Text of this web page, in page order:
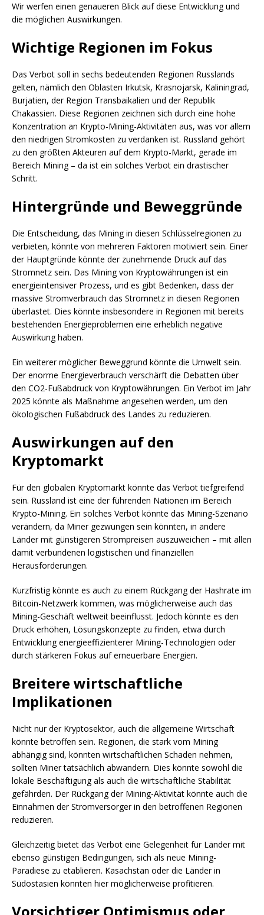
Wir werfen einen genaueren Blick auf diese Entwicklung und
die möglichen Auswirkungen.
Wichtige Regionen im Fokus
Das Verbot soll in sechs bedeutenden Regionen Russlands
gelten, nämlich den Oblasten Irkutsk, Krasnojarsk, Kaliningrad,
Burjatien, der Region Transbaikalien und der Republik
Chakassien. Diese Regionen zeichnen sich durch eine hohe
Konzentration an Krypto-Mining-Aktivitäten aus, was vor allem
den niedrigen Stromkosten zu verdanken ist. Russland gehört
zu den größten Akteuren auf dem Krypto-Markt, gerade im
Bereich Mining – da ist ein solches Verbot ein drastischer
Schritt.
Hintergründe und Beweggründe
Die Entscheidung, das Mining in diesen Schlüsselregionen zu
verbieten, könnte von mehreren Faktoren motiviert sein. Einer
der Hauptgründe könnte der zunehmende Druck auf das
Stromnetz sein. Das Mining von Kryptowährungen ist ein
energieintensiver Prozess, und es gibt Bedenken, dass der
massive Stromverbrauch das Stromnetz in diesen Regionen
überlastet. Dies könnte insbesondere in Regionen mit bereits
bestehenden Energieproblemen eine erheblich negative
Auswirkung haben.
Ein weiterer möglicher Beweggrund könnte die Umwelt sein.
Der enorme Energieverbrauch verschärft die Debatten über
den CO2-Fußabdruck von Kryptowährungen. Ein Verbot im Jahr
2025 könnte als Maßnahme angesehen werden, um den
ökologischen Fußabdruck des Landes zu reduzieren.
Auswirkungen auf den
Kryptomarkt
Für den globalen Kryptomarkt könnte das Verbot tiefgreifend
sein. Russland ist eine der führenden Nationen im Bereich
Krypto-Mining. Ein solches Verbot könnte das Mining-Szenario
verändern, da Miner gezwungen sein könnten, in andere
Länder mit günstigeren Strompreisen auszuweichen – mit allen
damit verbundenen logistischen und finanziellen
Herausforderungen.
Kurzfristig könnte es auch zu einem Rückgang der Hashrate im
Bitcoin-Netzwerk kommen, was möglicherweise auch das
Mining-Geschäft weltweit beeinflusst. Jedoch könnte es den
Druck erhöhen, Lösungskonzepte zu finden, etwa durch
Entwicklung energieeffizienterer Mining-Technologien oder
durch stärkeren Fokus auf erneuerbare Energien.
Breitere wirtschaftliche
Implikationen
Nicht nur der Kryptosektor, auch die allgemeine Wirtschaft
könnte betroffen sein. Regionen, die stark vom Mining
abhängig sind, könnten wirtschaftlichen Schaden nehmen,
sollten Miner tatsächlich abwandern. Dies könnte sowohl die
lokale Beschäftigung als auch die wirtschaftliche Stabilität
gefährden. Der Rückgang der Mining-Aktivität könnte auch die
Einnahmen der Stromversorger in den betroffenen Regionen
reduzieren.
Gleichzeitig bietet das Verbot eine Gelegenheit für Länder mit
ebenso günstigen Bedingungen, sich als neue Mining-
Paradiese zu etablieren. Kasachstan oder die Länder in
Südostasien könnten hier möglicherweise profitieren.